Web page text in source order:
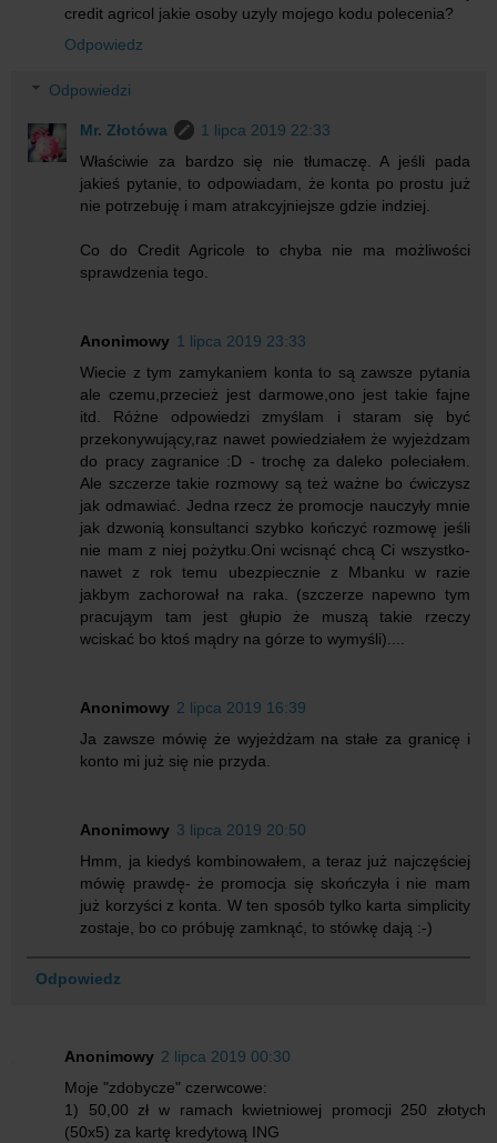
credit agricol jakie osoby uzyly mojego kodu polecenia?
Odpowiedz
Odpowiedzi
Mr. Złotówa
1 lipca 2019 22:33
Właściwie za bardzo się nie tłumaczę. A jeśli pada
jakieś pytanie, to odpowiadam, że konta po prostu już
nie potrzebuję i mam atrakcyjniejsze gdzie indziej.
Co do Credit Agricole to chyba nie ma możliwości
sprawdzenia tego.
Anonimowy 1 lipca 2019 23:33
Wiecie z tym zamykaniem konta to są zawsze pytania
ale czemu,przecież jest darmowe,ono jest takie fajne
itd. Różne odpowiedzi zmyślam i staram się być
przekonywujący,raz nawet powiedziałem że wyjeżdzam
do pracy zagranice :D - trochę za daleko poleciałem.
Ale szczerze takie rozmowy są też ważne bo ćwiczysz
jak odmawiać. Jedna rzecz że promocje nauczyły mnie
jak dzwonią konsultanci szybko kończyć rozmowę jeśli
nie mam z niej pożytku.Oni wcisnąć chcą Ci wszystko-
nawet z rok temu ubezpiecznie z Mbanku w razie
jakbym zachorował na raka. (szczerze napewno tym
pracująym tam jest głupio że muszą takie rzeczy
wciskać bo ktoś mądry na górze to wymyśli)....
Anonimowy 2 lipca 2019 16:39
Ja zawsze mówię że wyjeżdżam na stałe za granicę i
konto mi już się nie przyda.
Anonimowy 3 lipca 2019 20:50
Hmm, ja kiedyś kombinowałem, a teraz już najczęściej
mówię prawdę- że promocja się skończyła i nie mam
już korzyści z konta. W ten sposób tylko karta simplicity
zostaje, bo co próbuję zamknąć, to stówkę dają :-)
Odpowiedz
Anonimowy 2 lipca 2019 00:30
Moje "zdobycze" czerwcowe:
1) 50,00 zł w ramach kwietniowej promocji 250 złotych
(50x5) za kartę kredytową ING